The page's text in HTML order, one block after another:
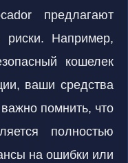
предлагают
риски. Например,
кошелек
ваши средства
помнить, что
полностью
на ошибки или